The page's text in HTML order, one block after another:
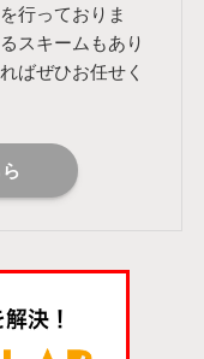
行っておりま
スキームもあり
ばぜひお任せく